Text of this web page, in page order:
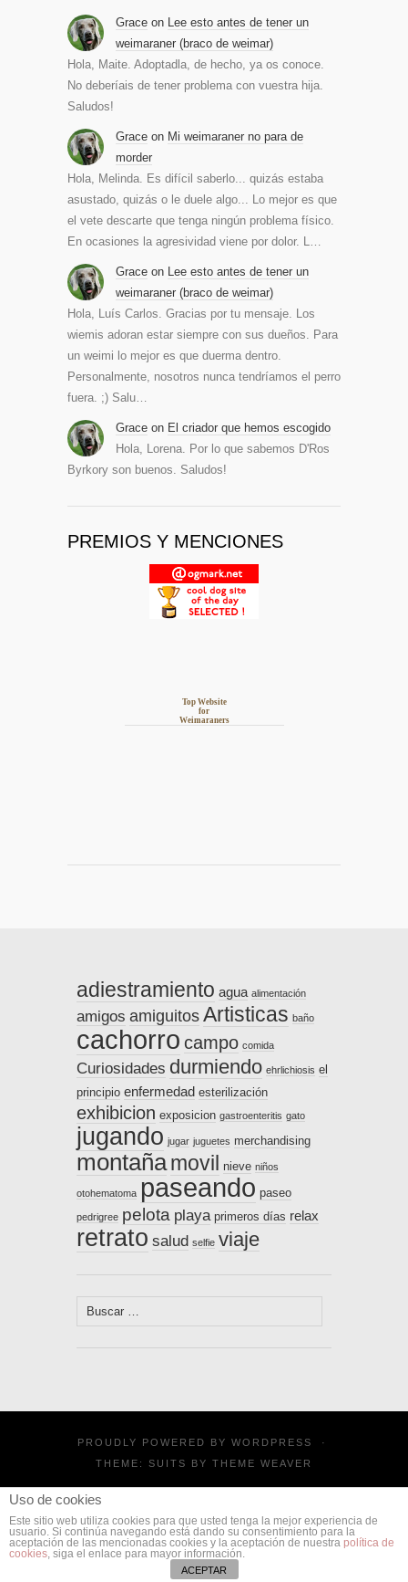
Grace on Lee esto antes de tener un
weimaraner (braco de weimar)
Hola, Maite. Adoptadla, de hecho, ya os conoce.
No deberíais de tener problema con vuestra hija.
Saludos!
Grace on Mi weimaraner no para de
morder
Hola, Melinda. Es difícil saberlo... quizás estaba
asustado, quizás o le duele algo... Lo mejor es que
el vete descarte que tenga ningún problema físico.
En ocasiones la agresividad viene por dolor. L…
Grace on Lee esto antes de tener un
weimaraner (braco de weimar)
Hola, Luís Carlos. Gracias por tu mensaje. Los
wiemis adoran estar siempre con sus dueños. Para
un weimi lo mejor es que duerma dentro.
Personalmente, nosotros nunca tendríamos el perro
fuera. ;) Salu…
Grace on El criador que hemos escogido
Hola, Lorena. Por lo que sabemos D'Ros
Byrkory son buenos. Saludos!
PREMIOS Y MENCIONES
Top Website
for
Weimaraners
adiestramiento agua alimentación
amigos amiguitos Artisticas baño
cachorro campo comida
Curiosidades durmiendo ehrlichiosis el
principio enfermedad esterilización
exhibicion exposicion gastroenteritis gato
jugando jugar juguetes merchandising
montañamovil nieve niños
otohematoma paseando paseo
pedrigree pelota playa primeros días relax
retrato salud selfie viaje
Buscar:
PROUDLY POWERED BY WORDPRESS
·
THEME: SUITS BY THEME WEAVER
Uso de cookies
Este sitio web utiliza cookies para que usted tenga la mejor experiencia de
usuario. Si continúa navegando está dando su consentimiento para la
aceptación de las mencionadas cookies y la aceptación de nuestra política de
cookies, siga el enlace para mayor información.
ACEPTAR